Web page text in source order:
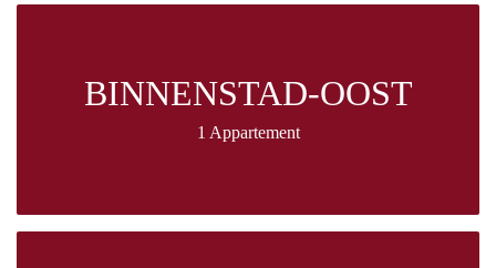
BINNENSTAD-OOST
1 Appartement